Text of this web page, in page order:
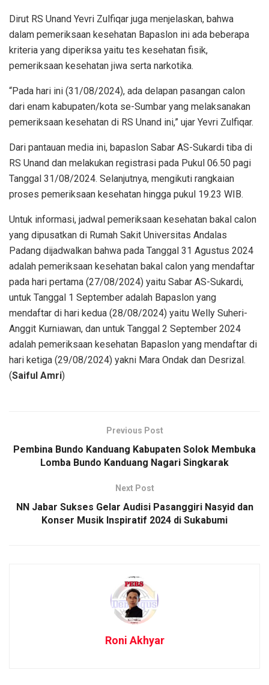
Dirut RS Unand Yevri Zulfiqar juga menjelaskan, bahwa
dalam pemeriksaan kesehatan Bapaslon ini ada beberapa
kriteria yang diperiksa yaitu tes kesehatan fisik,
pemeriksaan kesehatan jiwa serta narkotika.
“Pada hari ini (31/08/2024), ada delapan pasangan calon
dari enam kabupaten/kota se-Sumbar yang melaksanakan
pemeriksaan kesehatan di RS Unand ini,” ujar Yevri Zulfiqar.
Dari pantauan media ini, bapaslon Sabar AS-Sukardi tiba di
RS Unand dan melakukan registrasi pada Pukul 06.50 pagi
Tanggal 31/08/2024. Selanjutnya, mengikuti rangkaian
proses pemeriksaan kesehatan hingga pukul 19.23 WIB.
Untuk informasi, jadwal pemeriksaan kesehatan bakal calon
yang dipusatkan di Rumah Sakit Universitas Andalas
Padang dijadwalkan bahwa pada Tanggal 31 Agustus 2024
adalah pemeriksaan kesehatan bakal calon yang mendaftar
pada hari pertama (27/08/2024) yaitu Sabar AS-Sukardi,
untuk Tanggal 1 September adalah Bapaslon yang
mendaftar di hari kedua (28/08/2024) yaitu Welly Suheri-
Anggit Kurniawan, dan untuk Tanggal 2 September 2024
adalah pemeriksaan kesehatan Bapaslon yang mendaftar di
hari ketiga (29/08/2024) yakni Mara Ondak dan Desrizal.
(Saiful Amri)
Previous Post
Pembina Bundo Kanduang Kabupaten Solok Membuka
Lomba Bundo Kanduang Nagari Singkarak
Next Post
NN Jabar Sukses Gelar Audisi Pasanggiri Nasyid dan
Konser Musik Inspiratif 2024 di Sukabumi
Roni Akhyar